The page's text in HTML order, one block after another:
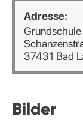
Adresse:
37431 Bad
Bilder